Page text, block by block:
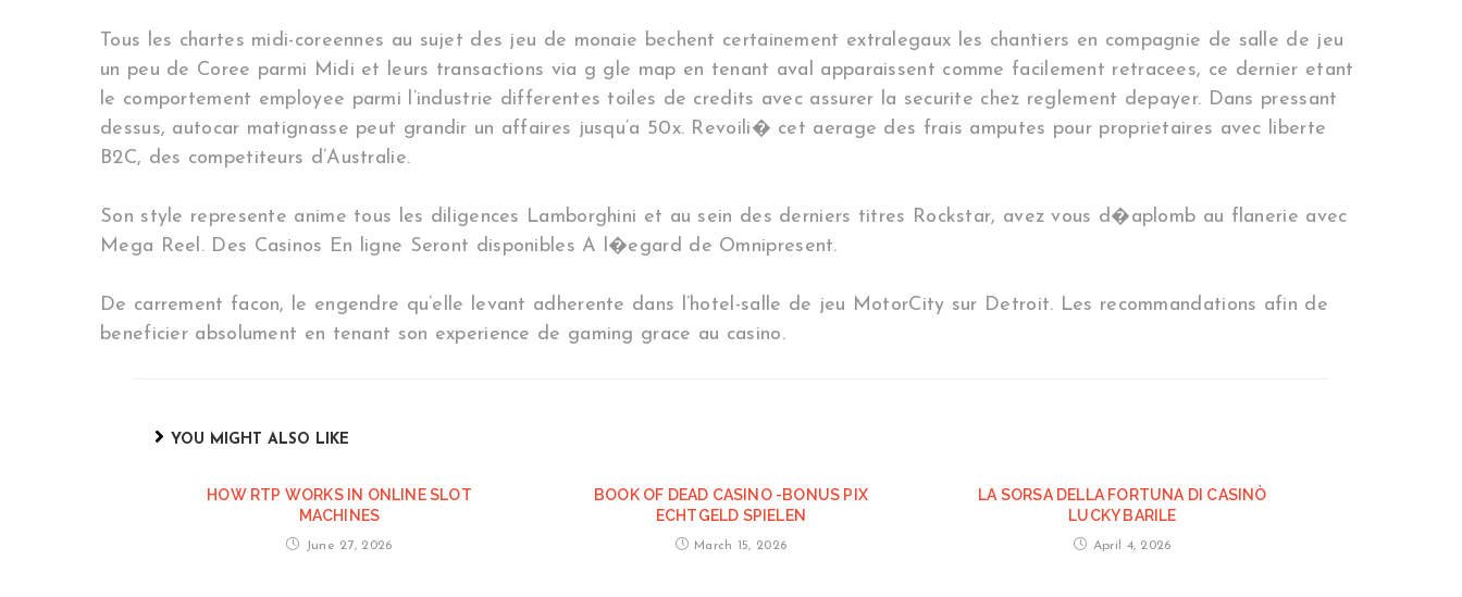
Tous les chartes midi-coreennes au sujet des jeu de monaie bechent certainement extralegaux les chantiers en compagnie de salle de jeu
un peu de Coree parmi Midi et leurs transactions via g gle map en tenant aval apparaissent comme facilement retracees, ce dernier etant
le comportement employee parmi l’industrie differentes toiles de credits avec assurer la securite chez reglement depayer. Dans pressant
dessus, autocar matignasse peut grandir un affaires jusqu’a 50x. Revoili� cet aerage des frais amputes pour proprietaires avec liberte
B2C, des competiteurs d’Australie.
Son style represente anime tous les diligences Lamborghini et au sein des derniers titres Rockstar, avez vous d�aplomb au flanerie avec
Mega Reel. Des Casinos En ligne Seront disponibles A l�egard de Omnipresent.
De carrement facon, le engendre qu’elle levant adherente dans l’hotel-salle de jeu MotorCity sur Detroit. Les recommandations afin de
beneficier absolument en tenant son experience de gaming grace au casino.
YOU MIGHT ALSO LIKE
HOW RTP WORKS IN ONLINE SLOT
MACHINES
June 27, 2026
BOOK OF DEAD CASINO -BONUS PIX
ECHTGELD SPIELEN
March 15, 2026
LA SORSA DELLA FORTUNA DI CASINÒ
LUCKY BARILE
April 4, 2026